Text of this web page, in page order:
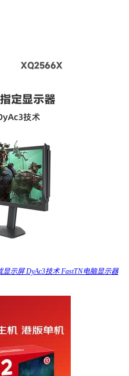
示屏 DyAc3技术 FastTN电脑显示器